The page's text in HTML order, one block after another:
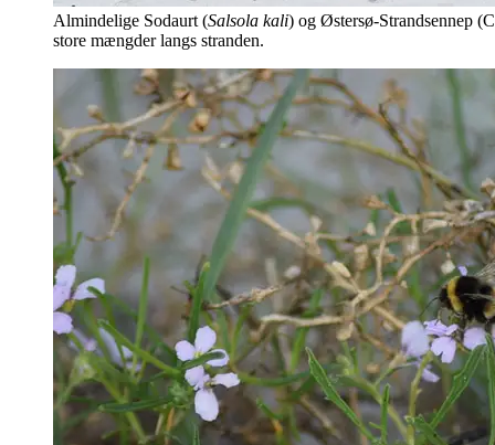
Almindelige Sodaurt (Salsola kali) og Østersø-Strandsennep (C
store mængder langs stranden.